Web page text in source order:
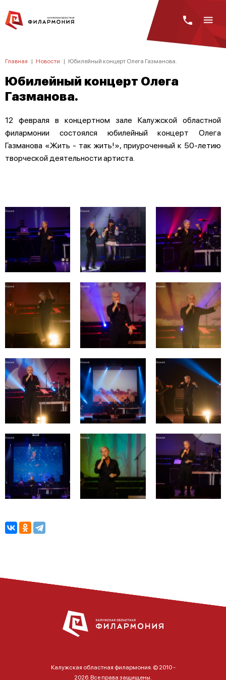
Главная | Новости | Юбилейный концерт Олега Газманова.
Юбилейный концерт Олега
Газманова.
12 февраля в концертном зале Калужской областной
филармонии состоялся юбилейный концерт Олега
Газманова «Жить - так жить!», приуроченный к 50-летию
творческой деятельности артиста.
Калужская областная филармония. © 2010 -
2026. Все права защищены.